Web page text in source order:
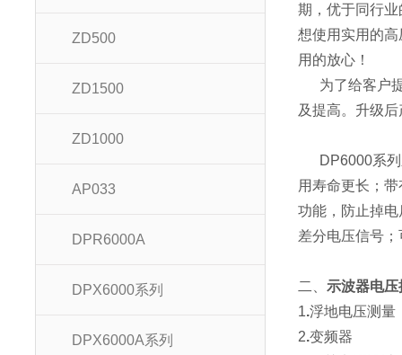
ZD500
ZD1500
ZD1000
AP033
DPR6000A
DPX6000系列
DPX6000A系列
期，优于同行
想使用实用的
用的放心！
为了给客户
及提高。升级
DP6000系
用寿命更长；
功能，防止掉
差分电压信号
二、示波器电
1.浮地电压测量
2.变频器